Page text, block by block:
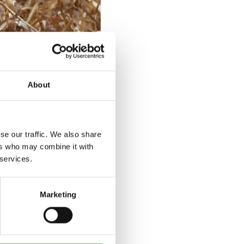
About
our traffic. We also share
who may combine it with
Marketing
und
und